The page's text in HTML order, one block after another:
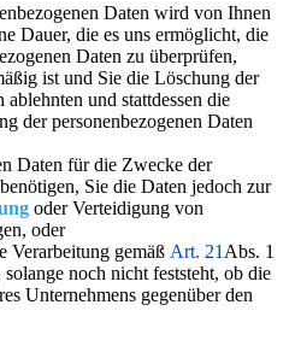
Daten wird von Ihnen
Dauer, die es uns ermöglicht, die
Daten zu überprüfen,
ist und Sie die Löschung der
ablehnten und stattdessen die
der personenbezogenen Daten
Daten für die Zwecke der
Sie die Daten jedoch zur
oder Verteidigung von
oder
Verarbeitung gemäß Art. 21 Abs. 1
noch nicht feststeht, ob die
Unternehmens gegenüber den